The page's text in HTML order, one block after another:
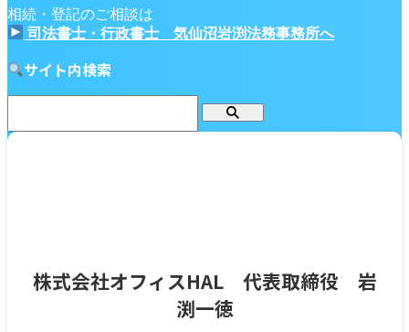
相続・登記のご相談は
司法書士・行政書士 気仙沼岩渕法務事務所へ
サイト内検索
株式会社オフィスHAL 代表取締役 岩
渕一徳